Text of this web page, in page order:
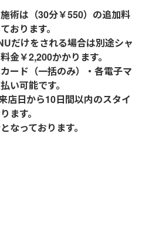
術は（30分￥550）の追加料
おります。
だけをされる場合は別途シャ
金￥2,200かかります。
ード（一括のみ）・各電子マ
い可能です。
店日から10日間以内のスタイ
ます。
なっております。